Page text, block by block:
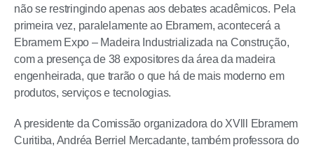
não se restringindo apenas aos debates acadêmicos. Pela
primeira vez, paralelamente ao Ebramem, acontecerá a
Ebramem Expo – Madeira Industrializada na Construção,
com a presença de 38 expositores da área da madeira
engenheirada, que trarão o que há de mais moderno em
produtos, serviços e tecnologias.
A presidente da Comissão organizadora do XVlll Ebramem
Curitiba, Andréa Berriel Mercadante, também professora do